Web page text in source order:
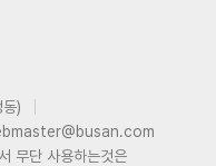
)
무단 사용하는것은